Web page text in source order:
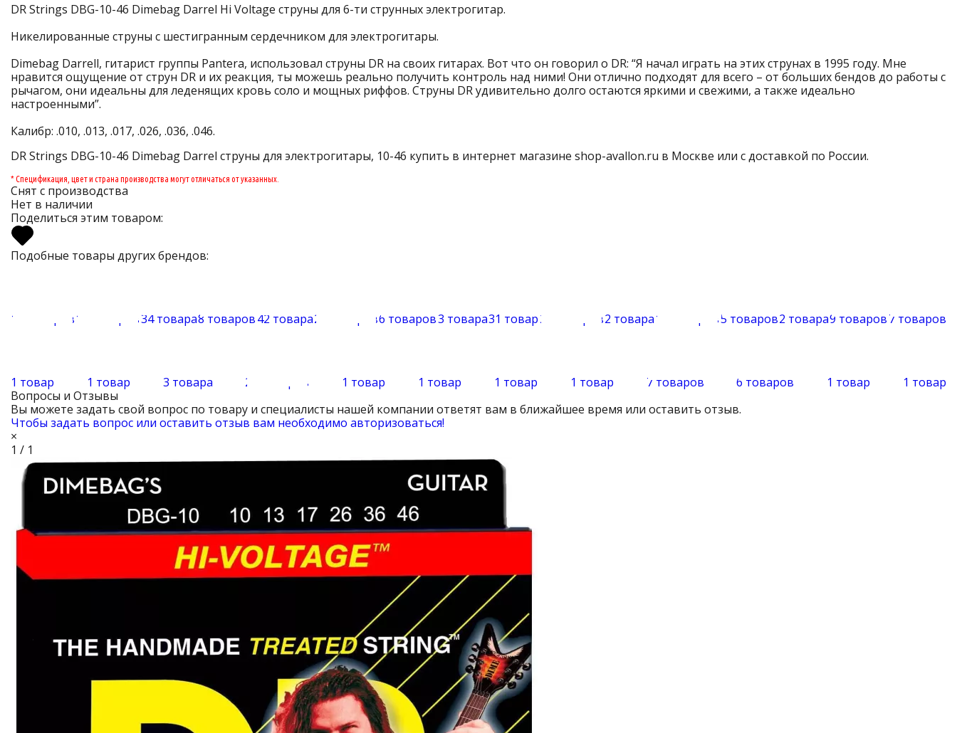
DR Strings DBG-10-46 Dimebag Darrel Hi Voltage струны для 6-ти струнных электрогитар.
Никелированные струны с шестигранным сердечником для электрогитары.
Dimebag Darrell, гитарист группы Pantera, использовал струны DR на своих гитарах. Вот что он говорил о DR: “Я начал играть на этих струнах в 1995 году. Мне
нравится ощущение от струн DR и их реакция, ты можешь реально получить контроль над ними! Они отлично подходят для всего – от больших бендов до работы с
рычагом, они идеальны для леденящих кровь соло и мощных риффов. Струны DR удивительно долго остаются яркими и свежими, а также идеально
настроенными”.
Калибр: .010, .013, .017, .026, .036, .046.
DR Strings DBG-10-46 Dimebag Darrel струны для электрогитары, 10-46 купить в интернет магазине shop-avallon.ru в Москве или с доставкой по России.
* Спецификация, цвет и страна производства могут отличаться от указанных.
Снят с производства
Нет в наличии
Поделиться этим товаром:
Подобные товары других брендов:
15 товаров17 товаров34 товара8 товаров42 товара29 товаров6 товаров3 товара31 товар25 товаров2 товара14 товаров5 товаров2 товара9 товаров7 товаров
1 товар 1 товар 3 товара 27 товаров 1 товар 1 товар 1 товар 1 товар 7 товаров 6 товаров 1 товар
1 товар
Вопросы и Отзывы
Вы можете задать свой вопрос по товару и специалисты нашей компании ответят вам в ближайшее время или оставить отзыв.
Чтобы задать вопрос или оставить отзыв вам необходимо авторизоваться!
×
1 / 1